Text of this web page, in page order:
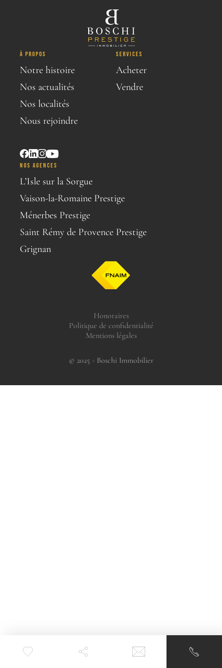
À PROPOS
Notre histoire
Nos actualités
Nos localités
Nous rejoindre
SERVICES
Acheter
Vendre
NOS AGENCES
L’Isle sur la Sorgue
Vaison-la-Romaine Prestige
Ménerbes Prestige
Saint Rémy de Provence Prestige
Grignan
Honoraires
Politique de confidentialité
Mentions légales
© 2025 - Boschi Immobilier